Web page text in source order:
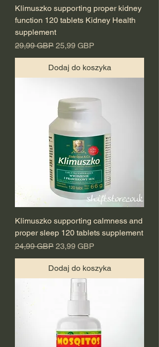
Klimuszko supporting proper kidney
function 120 tablets Kidney Health
supplement
Regularna cena
29,99 GBP Cena rabatowa
25,99 GBP
Dodaj do koszyka
Klimuszko supporting calmness and
proper sleep 120 tablets supplement
Regularna cena
24,99 GBP Cena rabatowa
23,99 GBP
Dodaj do koszyka